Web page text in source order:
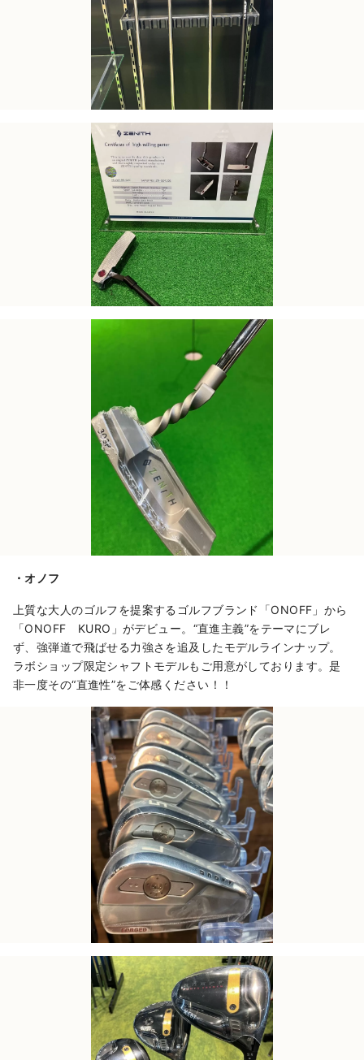
・オノフ
上質な大人のゴルフを提案するゴルフブランド「ONOFF」から
「ONOFF KURO」がデビュー。“直進主義”をテーマにブレ
ず、強弾道で飛ばせる力強さを追及したモデルラインナップ。
ラボショップ限定シャフトモデルもご用意がしております。是
非一度その“直進性”をご体感ください！！